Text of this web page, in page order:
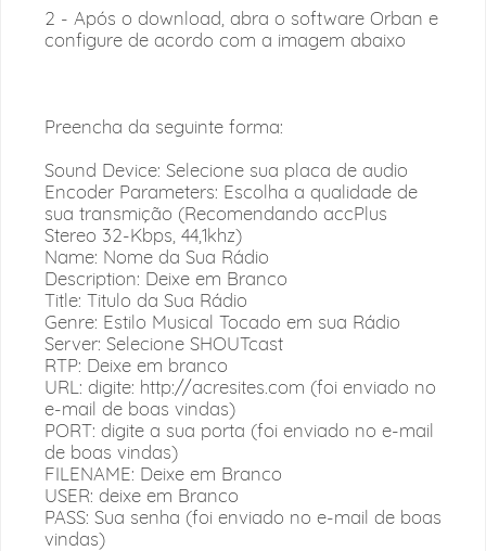
2 - Após o download, abra o software Orban e
configure de acordo com a imagem abaixo
Preencha da seguinte forma:
Sound Device: Selecione sua placa de audio
Encoder Parameters: Escolha a qualidade de
sua transmição (Recomendando accPlus
Stereo 32-Kbps, 44,1khz)
Name: Nome da Sua Rádio
Description: Deixe em Branco
Title: Titulo da Sua Rádio
Genre: Estilo Musical Tocado em sua Rádio
Server: Selecione SHOUTcast
RTP: Deixe em branco
URL: digite: http://acresites.com (foi enviado no
e-mail de boas vindas)
PORT: digite a sua porta (foi enviado no e-mail
de boas vindas)
FILENAME: Deixe em Branco
USER: deixe em Branco
PASS: Sua senha (foi enviado no e-mail de boas
vindas)